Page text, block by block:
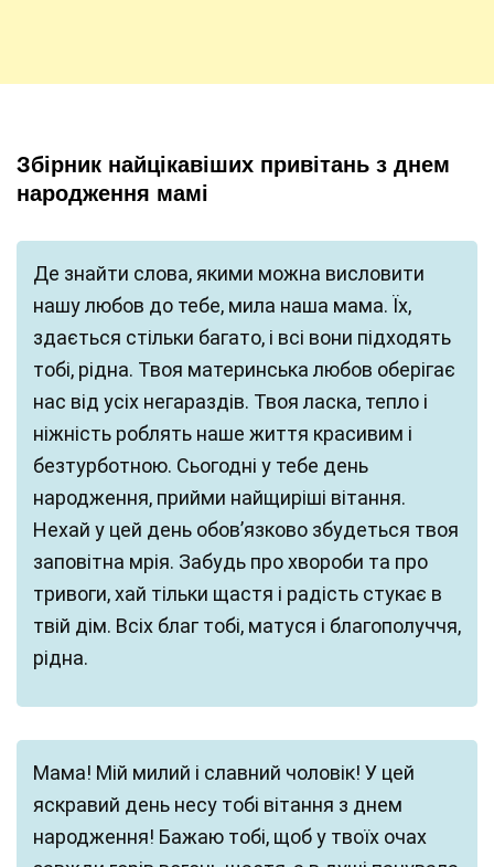
Збірник найцікавіших привітань з днем
народження мамі
Де знайти слова, якими можна висловити
нашу любов до тебе, мила наша мама. Їх,
здається стільки багато, і всі вони підходять
тобі, рідна. Твоя материнська любов оберігає
нас від усіх негараздів. Твоя ласка, тепло і
ніжність роблять наше життя красивим і
безтурботною. Сьогодні у тебе день
народження, прийми найщиріші вітання.
Нехай у цей день обов’язково збудеться твоя
заповітна мрія. Забудь про хвороби та про
тривоги, хай тільки щастя і радість стукає в
твій дім. Всіх благ тобі, матуся і благополуччя,
рідна.
Мама! Мій милий і славний чоловік! У цей
яскравий день несу тобі вітання з днем
народження! Бажаю тобі, щоб у твоїх очах